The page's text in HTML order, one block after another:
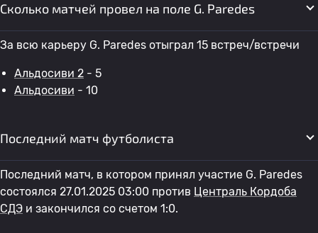
Сколько матчей провел на поле G. Paredes
За всю карьеру G. Paredes отыграл 15 встреч/встречи
Альдосиви 2 - 5
Альдосиви - 10
Последний матч футболиста
Последний матч, в котором принял участие G. Paredes
состоялся 27.01.2025 03:00 против Централь Кордоба
СДЭ и закончился со счетом 1:0.